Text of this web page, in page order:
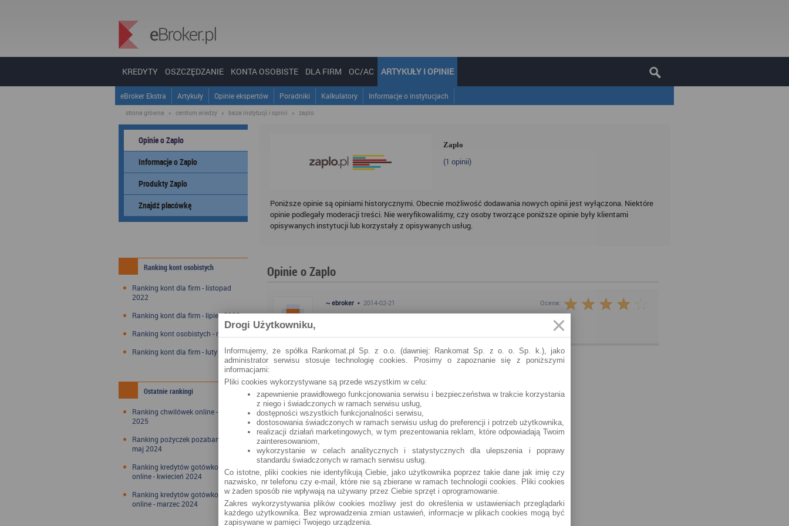
KREDYTY OSZCZĘDZANIE KONTA OSOBISTE DLA FIRM OC/AC ARTYKUŁY I OPINIE
eBroker Ekstra Artykuły Opinie ekspertów Poradniki Kalkulatory Informacje o instytucjach
strona główna » centrum wiedzy » baza instytucji i opinii » zaplo
Opinie o Zaplo
Informacje o Zaplo
Produkty Zaplo
Znajdź placówkę
Ranking kont osobistych
Ranking kont dla firm - listopad
2022
Ranking kont dla firm - lipiec 2022
Ranking kont osobistych - maj 2022
Ranking kont dla firm - luty 2022
Ostatnie rankingi
Ranking chwilówek online - styczeń
2025
Ranking pożyczek pozabankowych -
maj 2024
Ranking kredytów gotówkowych
online - kwiecień 2024
Ranking kredytów gotówkowych
online - marzec 2024
Zaplo
(1 opinii)
Poniższe opinie są opiniami historycznymi. Obecnie możliwość dodawania nowych opinii jest wyłączona. Niektóre
opinie podlegały moderacji treści. Nie weryfikowaliśmy, czy osoby tworzące poniższe opinie były klientami
opisywanych instytucji lub korzystały z opisywanych usług.
Opinie o Zaplo
~ ebroker • 2014-02-21 Ocena:
Drogi Użytkowniku,
Informujemy, że spółka Rankomat.pl Sp. z o.o. (dawniej: Rankomat Sp. z o. o. Sp. k.), jako
administrator serwisu stosuje technologię cookies. Prosimy o zapoznanie się z poniższymi
informacjami:
Pliki cookies wykorzystywane są przede wszystkim w celu:
zapewnienie prawidłowego funkcjonowania serwisu i bezpieczeństwa w trakcie korzystania
z niego i świadczonych w ramach serwisu usług,
dostępności wszystkich funkcjonalności serwisu,
dostosowania świadczonych w ramach serwisu usług do preferencji i potrzeb użytkownika,
realizacji działań marketingowych, w tym prezentowania reklam, które odpowiadają Twoim
zainteresowaniom,
wykorzystanie w celach analitycznych i statystycznych dla ulepszenia i poprawy
standardu świadczonych w ramach serwisu usług.
Co istotne, pliki cookies nie identyfikują Ciebie, jako użytkownika poprzez takie dane jak imię czy
nazwisko, nr telefonu czy e-mail, które nie są zbierane w ramach technologii cookies. Pliki cookies
w żaden sposób nie wpływają na używany przez Ciebie sprzęt i oprogramowanie.
Zakres wykorzystywania plików cookies możliwy jest do określenia w ustawieniach przeglądarki
każdego użytkownika. Bez wprowadzenia zmian ustawień, informacje w plikach cookies mogą być
zapisywane w pamięci Twojego urządzenia.